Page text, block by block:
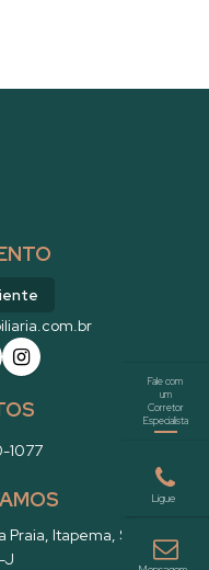
1077
Praia, Itapema, SC
Brasil
J